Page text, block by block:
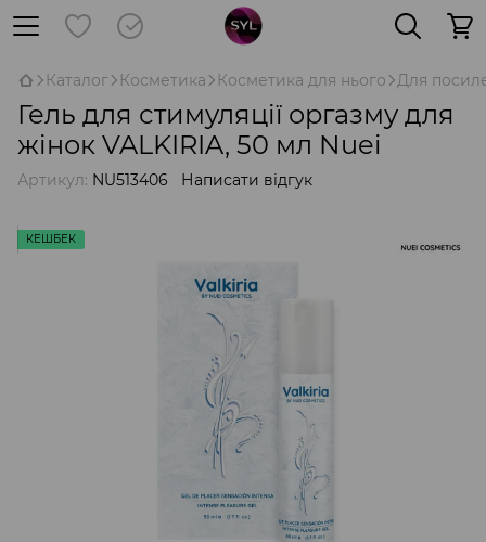
Каталог Косметика Косметика для нього Для
Гель для стимуляції оргазму для
жінок VALKIRIA, 50 мл Nuei
Артикул: NU513406 Написати відгук
КЕШБЕК